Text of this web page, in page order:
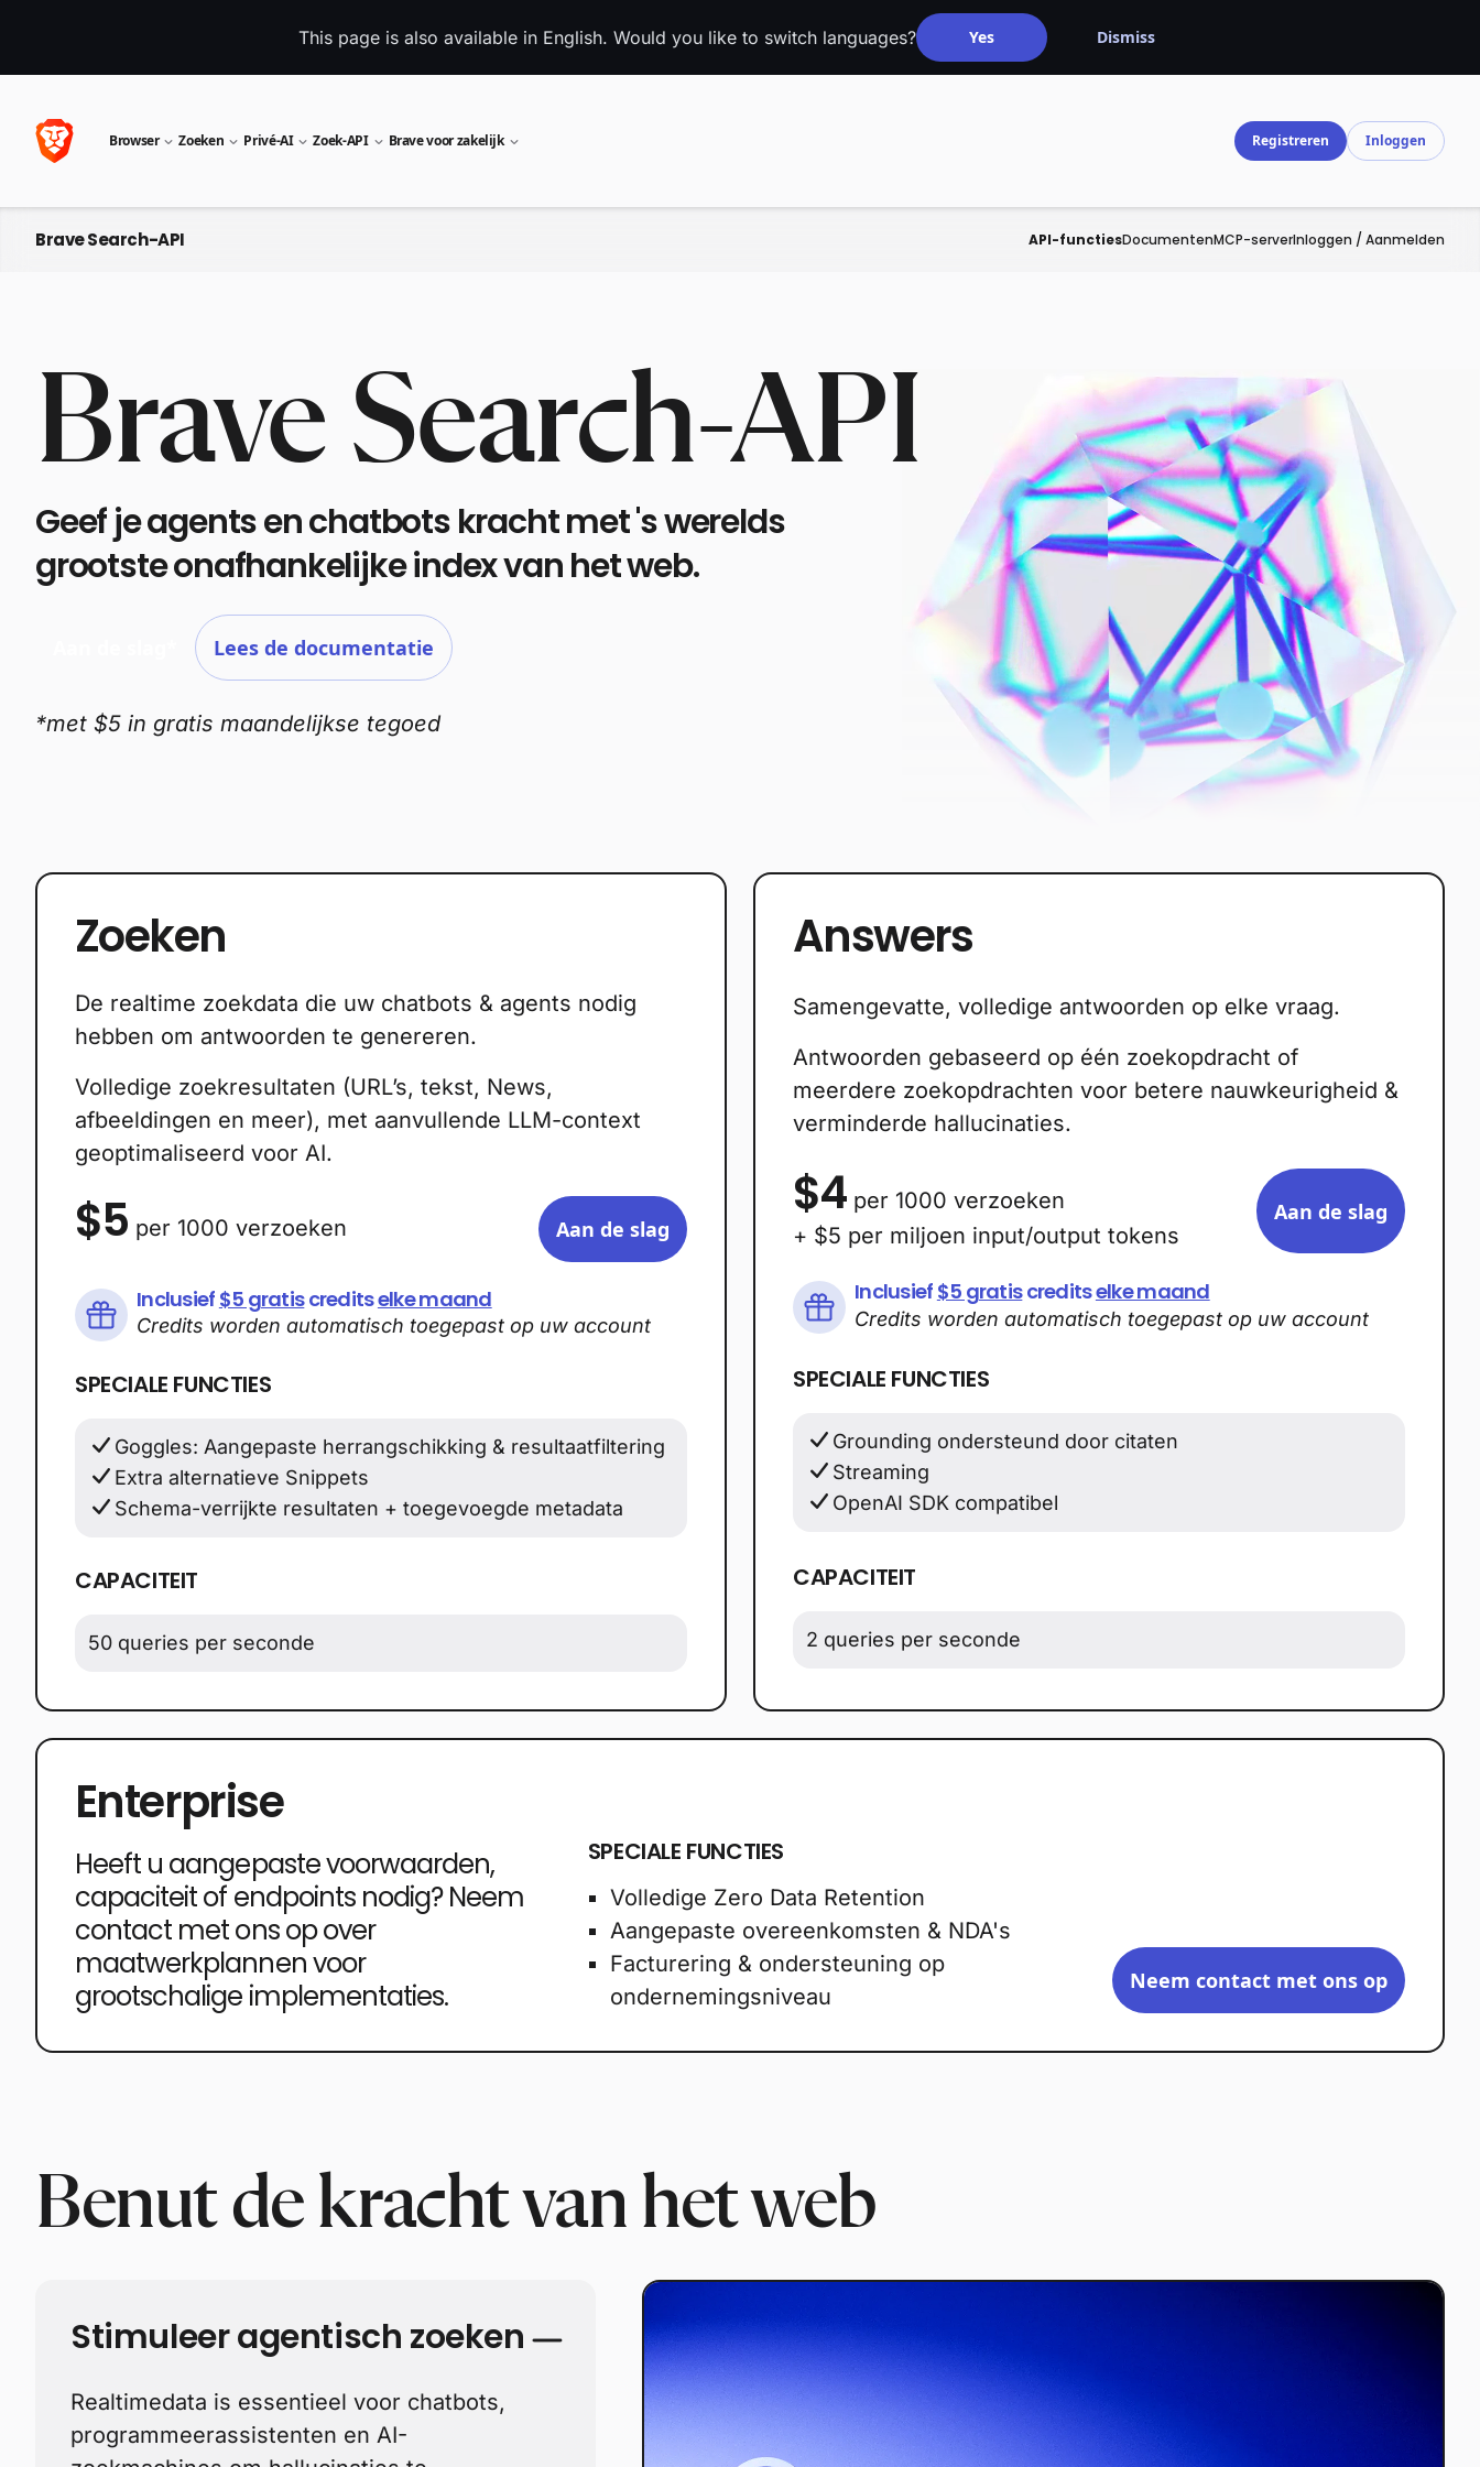
This page is also available in English. Would you like to switch languages? Yes Dismiss
Browser Zoeken Privé-AI Zoek-API Brave voor zakelijk Registreren Inloggen
Brave Search-API API-functiesDocumentenMCP-serverInloggen / Aanmelden
Brave Search-API
Geef je agents en chatbots kracht met 's werelds
grootste onafhankelijke index van het web.
Lees de documentatie
*met $5 in gratis maandelijkse tegoed
Abonnementen
Zoeken
De realtime zoekdata die uw chatbots & agents nodig
hebben om antwoorden te genereren.
Volledige zoekresultaten (URL’s, tekst, News,
afbeeldingen en meer), met aanvullende LLM-context
geoptimaliseerd voor AI.
$5 per 1000 verzoeken Aan de slag
Inclusief $5 gratiscreditselke maand
Credits worden automatisch toegepast op uw account
SPECIALE FUNCTIES
Goggles: Aangepaste herrangschikking & resultaatfiltering
Extra alternatieve Snippets
Schema-verrijkte resultaten + toegevoegde metadata
CAPACITEIT
50 queries per seconde
Answers
Samengevatte, volledige antwoorden op elke vraag.
Antwoorden gebaseerd op één zoekopdracht of
meerdere zoekopdrachten voor betere nauwkeurigheid &
verminderde hallucinaties.
$4per 1000 verzoeken
+ $5 per miljoen input/output tokens
Aan de slag
Inclusief $5 gratiscreditselke maand
Credits worden automatisch toegepast op uw account
SPECIALE FUNCTIES
Grounding ondersteund door citaten
Streaming
OpenAI SDK compatibel
CAPACITEIT
2 queries per seconde
Enterprise
Heeft u aangepaste voorwaarden,
capaciteit of endpoints nodig? Neem
contact met ons op over
maatwerkplannen voor
grootschalige implementaties.
SPECIALE FUNCTIES
Volledige Zero Data Retention
Aangepaste overeenkomsten & NDA's
Facturering & ondersteuning op
ondernemingsniveau
Neem contact met ons op
Benut de kracht van het web
Stimuleer agentisch zoeken
Realtimedata is essentieel voor chatbots,
programmeerassistenten en AI-